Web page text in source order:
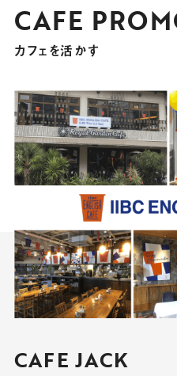
CAFE
カフェを活かす
CAFE JACK